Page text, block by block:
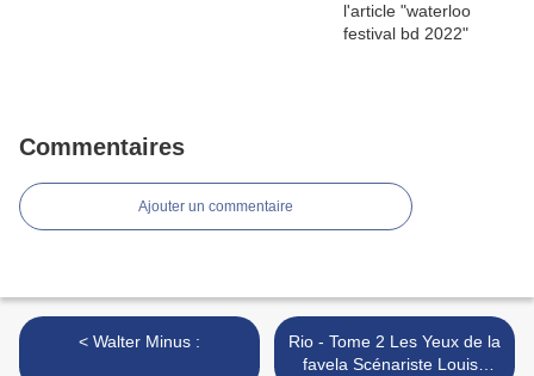
Commentaires
Ajouter un commentaire
< Walter Minus :
Rio - Tome 2 Les Yeux de la
favela Scénariste Louise